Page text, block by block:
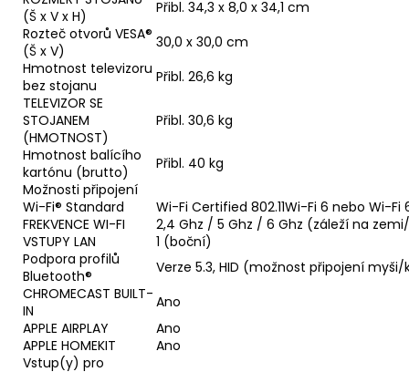
(Š x V x H)
Přibl. 34,3 x 8,0 x 34,1 cm
Rozteč otvorů VESA®
(Š x V)
30,0 x 30,0 cm
Hmotnost televizoru
bez stojanu
Přibl. 26,6 kg
TELEVIZOR SE
STOJANEM
(HMOTNOST)
Přibl. 30,6 kg
Hmotnost balícího
kartónu (brutto)
Přibl. 40 kg
Možnosti připojení
Wi-Fi® Standard
Wi-Fi Certified 802.11Wi-Fi 6 nebo Wi-
FREKVENCE WI-FI
2,4 Ghz / 5 Ghz / 6 Ghz (záleží na
VSTUPY LAN
1 (boční)
Podpora profilů
Bluetooth®
Verze 5.3, HID (možnost připojení
CHROMECAST BUILT-
IN
Ano
APPLE AIRPLAY
Ano
APPLE HOMEKIT
Ano
Vstup(y) pro